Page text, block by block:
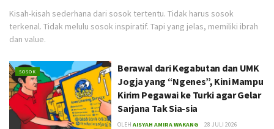
Kisah-kisah sederhana dari sosok tertentu. Tidak harus sosok
terkenal. Tidak melulu sosok inspiratif. Tapi yang jelas, memiliki ibrah
dan value.
SOSOK
Berawal dari Kegabutan dan UMK
Jogja yang “Ngenes”, Kini Mampu
Kirim Pegawai ke Turki agar Gelar
Sarjana Tak Sia-sia
OLEH AISYAH AMIRA WAKANG 28 JULI 2026